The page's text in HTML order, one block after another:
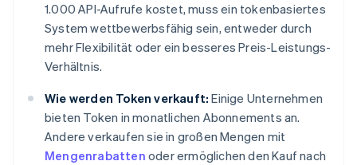
1.000 API-Aufrufe kostet, muss ein tokenbasiertes
System wettbewerbsfähig sein, entweder durch
mehr Flexibilität oder ein besseres Preis-Leistungs-
Verhältnis.
Wie werden Token verkauft: Einige Unternehmen
bieten Token in monatlichen Abonnements an.
Andere verkaufen sie in großen Mengen mit
Mengenrabatten oder ermöglichen den Kauf nach